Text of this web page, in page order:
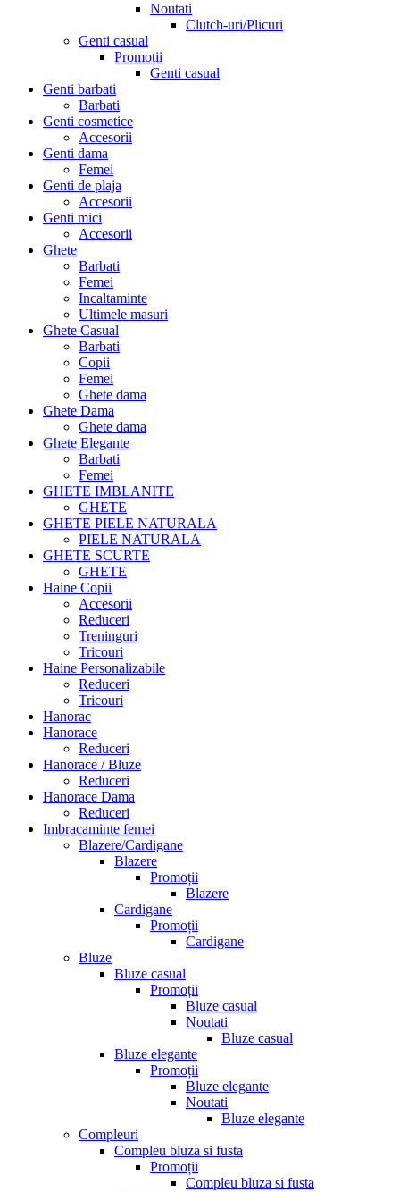
Noutati
Clutch-uri/Plicuri
Genti casual
Promoții
Genti casual
Genti barbati
Barbati
Genti cosmetice
Accesorii
Genti dama
Femei
Genti de plaja
Accesorii
Genti mici
Accesorii
Ghete
Barbati
Femei
Incaltaminte
Ultimele masuri
Ghete Casual
Barbati
Copii
Femei
Ghete dama
Ghete Dama
Ghete dama
Ghete Elegante
Barbati
Femei
GHETE IMBLANITE
GHETE
GHETE PIELE NATURALA
PIELE NATURALA
GHETE SCURTE
GHETE
Haine Copii
Accesorii
Reduceri
Treninguri
Tricouri
Haine Personalizabile
Reduceri
Tricouri
Hanorac
Hanorace
Reduceri
Hanorace / Bluze
Reduceri
Hanorace Dama
Reduceri
Imbracaminte femei
Blazere/Cardigane
Blazere
Promoții
Blazere
Cardigane
Promoții
Cardigane
Bluze
Bluze casual
Promoții
Bluze casual
Noutati
Bluze casual
Bluze elegante
Promoții
Bluze elegante
Noutati
Bluze elegante
Compleuri
Compleu bluza si fusta
Promoții
Compleu bluza si fusta